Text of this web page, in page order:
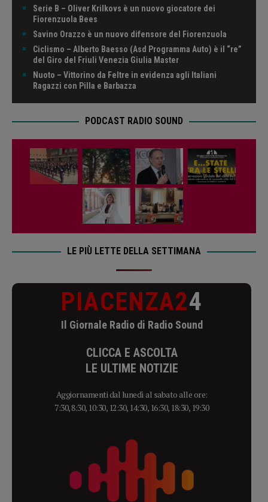
Serie B – Oliver Krilkovs è un nuovo giocatore dei
Fiorenzuola Bees
Savino Orazzo è un nuovo difensore del Fiorenzuola
Ciclismo – Alberto Baesso (Asd Programma Auto) è il “re”
del Giro del Friuli Venezia Giulia Master
Nuoto – Vittorino da Feltre in evidenza agli Italiani
Ragazzi con Pilla e Barbazza
PODCAST RADIO SOUND
LE PIÙ LETTE DELLA SETTIMANA
PIACENZA24
Il Giornale Radio di Radio Sound
CLICCA E ASCOLTA
LE ULTIME NOTIZIE
Aggiornamenti dal lunedì al sabato alle ore:
7:30, 8:30, 10:30, 12:30, 14:30, 16:30, 18:30, 19:30